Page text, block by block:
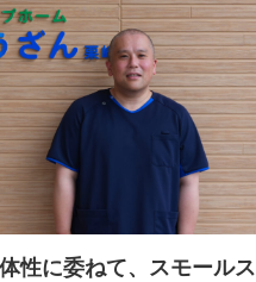
性に委ねて、スモールス